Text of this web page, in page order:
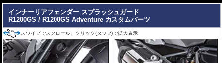
インナーリアフェンダー スプラッシュガード
R1200GS / R1200GS Adventure カスタムパーツ
スワイプでスクロール、クリック(タップ)で拡大表示